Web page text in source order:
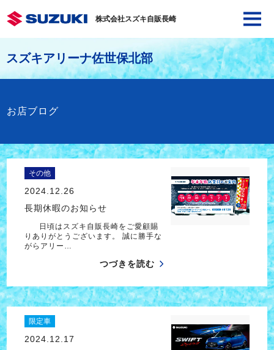
株式会社スズキ自販長崎
スズキアリーナ佐世保北部
お店ブログ
その他
2024.12.26
長期休暇のお知らせ
日頃はスズキ自販長崎をご愛顧賜
りありがとうございます。 誠に勝手な
がらアリー…
つづきを読む
限定車
2024.12.17